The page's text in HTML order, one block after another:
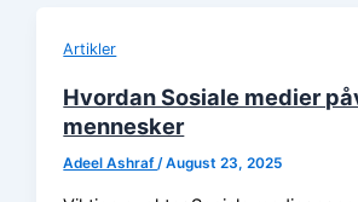
Artikler
Hvordan Sosiale medier
mennesker
Adeel Ashraf /August 23, 2025